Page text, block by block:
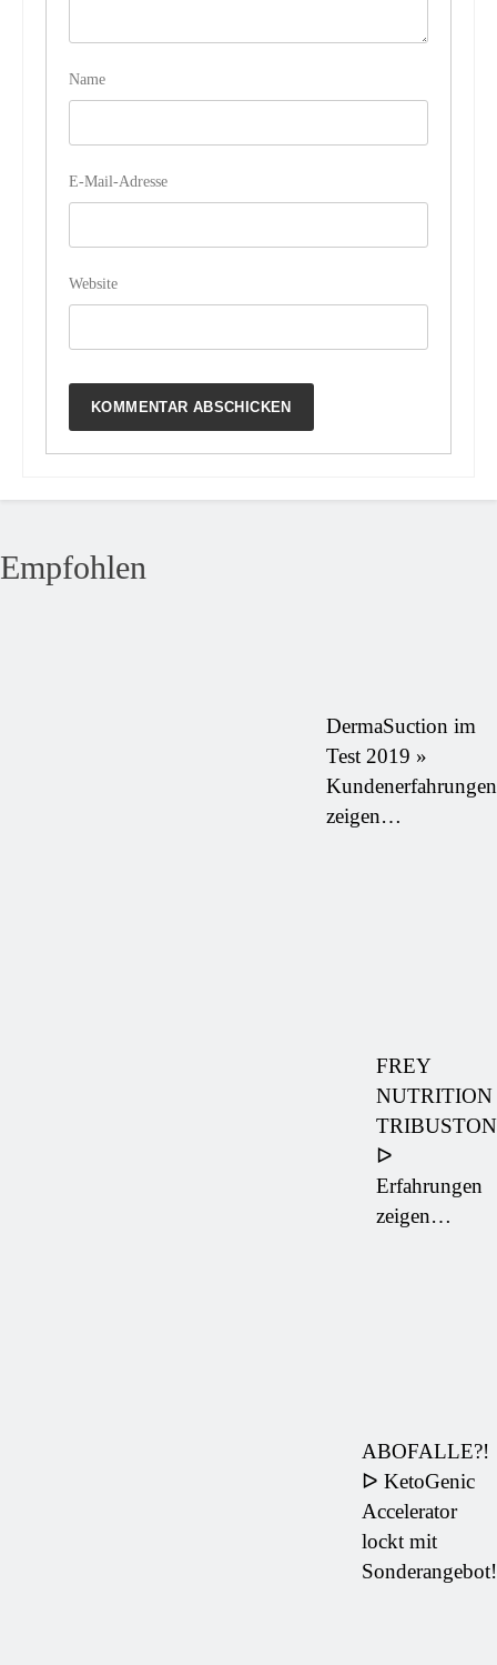
Name
E-Mail-Adresse
Website
Empfohlen
DermaSuction im
Test 2019 »
Kundenerfahrungen
zeigen…
FREY
NUTRITION
TRIBUSTON
ᐅ
Erfahrungen
zeigen…
ABOFALLE?!
ᐅ KetoGenic
Accelerator
lockt mit
Sonderangebot!